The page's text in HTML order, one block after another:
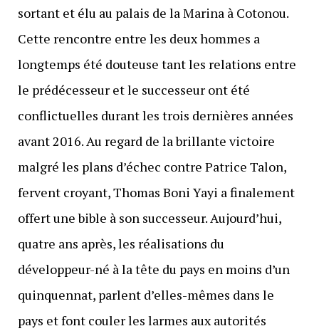
sortant et élu au palais de la Marina à Cotonou.
Cette rencontre entre les deux hommes a
longtemps été douteuse tant les relations entre
le prédécesseur et le successeur ont été
conflictuelles durant les trois dernières années
avant 2016. Au regard de la brillante victoire
malgré les plans d’échec contre Patrice Talon,
fervent croyant, Thomas Boni Yayi a finalement
offert une bible à son successeur. Aujourd’hui,
quatre ans après, les réalisations du
développeur-né à la tête du pays en moins d’un
quinquennat, parlent d’elles-mêmes dans le
pays et font couler les larmes aux autorités